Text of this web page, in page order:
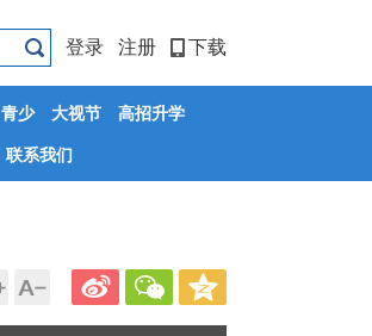
登录 注册 下载
青少 大视节
高招升学
联系我们